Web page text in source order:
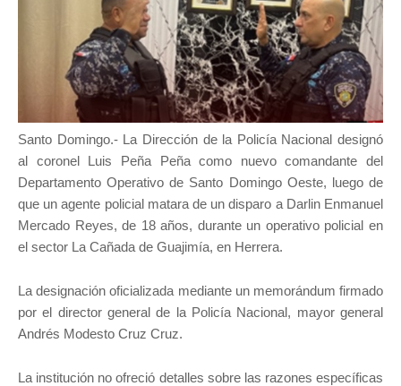
Santo Domingo.- La Dirección de la Policía Nacional designó
al coronel Luis Peña Peña como nuevo comandante del
Departamento Operativo de Santo Domingo Oeste, luego de
que un agente policial matara de un disparo a Darlin Enmanuel
Mercado Reyes, de 18 años, durante un operativo policial en
el sector La Cañada de Guajimía, en Herrera.
La designación oficializada mediante un memorándum firmado
por el director general de la Policía Nacional, mayor general
Andrés Modesto Cruz Cruz.
La institución no ofreció detalles sobre las razones específicas